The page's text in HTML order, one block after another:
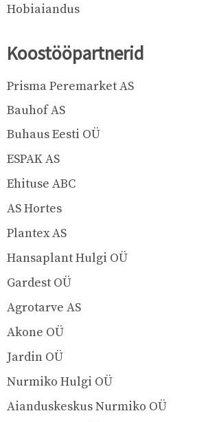
Hobiaiandus
Koostööpartnerid
Prisma Peremarket AS
Bauhof AS
Buhaus Eesti OÜ
ESPAK AS
Ehituse ABC
AS Hortes
Plantex AS
Hansaplant Hulgi OÜ
Gardest OÜ
Agrotarve AS
Akone OÜ
Jardin OÜ
Nurmiko Hulgi OÜ
Aianduskeskus Nurmiko OÜ